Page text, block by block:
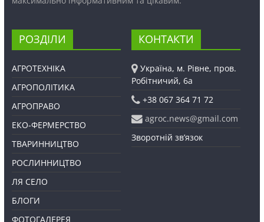
РОЗДІЛИ
АГРОТЕХНІКА
АГРОПОЛІТИКА
АГРОПРАВО
ЕКО-ФЕРМЕРСТВО
ТВАРИННИЦТВО
РОСЛИННИЦТВО
ЛЯ СЕЛО
БЛОГИ
ФОТОГАЛЕРЕЯ
КОНТАКТИ
Україна, м. Рівне, пров.
Робітничий, 6а
+38 067 364 71 72
agroc.news@gmail.com
Зворотній зв’язок